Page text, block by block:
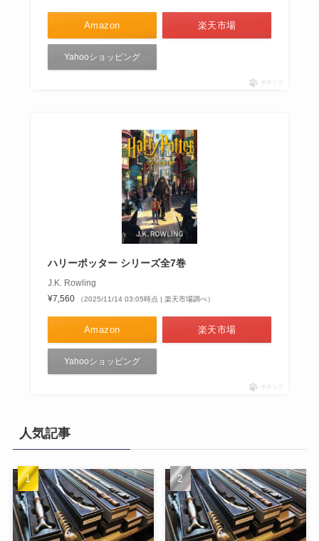
Amazon 楽天市場
Yahooショッピング
ポチップ
ハリーポッター シリーズ全7巻
J.K. Rowling
¥7,560
（2025/11/14 03:05時点 | 楽天市場調べ）
Amazon 楽天市場
Yahooショッピング
ポチップ
人気記事